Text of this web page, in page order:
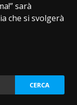
sarà
che si svolgerà